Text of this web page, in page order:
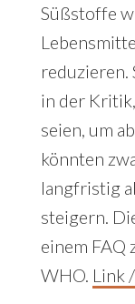
Süßstoffe
reduzieren.
in der
seien, um
könnten
langfristig
steigern.
einem FAQ
WHO. Link